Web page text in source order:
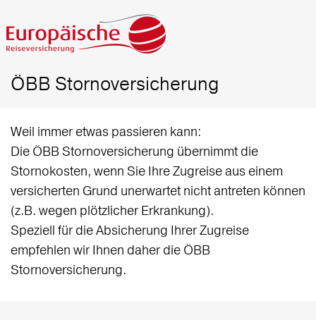
ÖBB Stornoversicherung
Weil immer etwas passieren kann:
Die ÖBB Stornoversicherung übernimmt die
Stornokosten, wenn Sie Ihre Zugreise aus einem
versicherten Grund unerwartet nicht antreten können
(z.B. wegen plötzlicher Erkrankung).
Speziell für die Absicherung Ihrer Zugreise
empfehlen wir Ihnen daher die ÖBB
Stornoversicherung.